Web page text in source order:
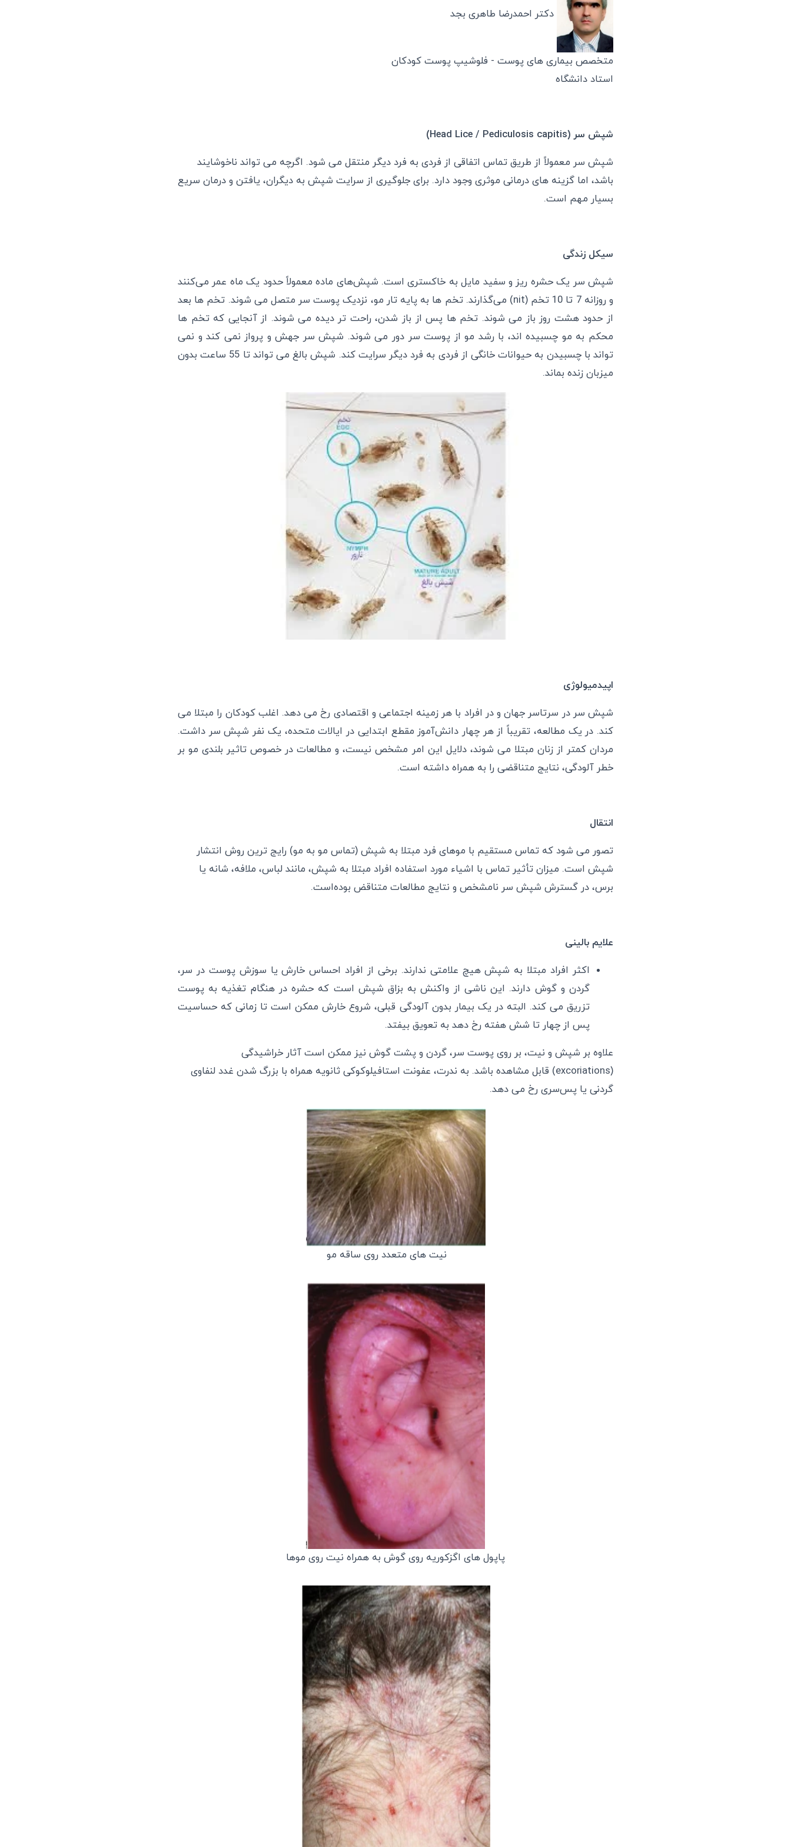
دکتر احمدرضا طاهری بجد
متخصص بیماری های پوست - فلوشیپ پوست کودکان
استاد دانشگاه
شپش سر ( Head Lice / Pediculosis capitis
)
شپش سر معمولاً از طریق تماس اتفاقی از فردی به فرد دیگر منتقل می شود. اگرچه می تواند ناخوشایند
باشد، اما گزینه های درمانی موثری وجود دارد. برای جلوگیری از سرایت شپش به دیگران، یافتن و درمان سریع
بسیار مهم است.
سیکل زندگی
شپش سر یک حشره ریز و سفید مایل به خاکستری است. شپش‌های ماده معمولاً حدود یک ماه عمر می‌کنند
و روزانه 7 تا 10 تخم (nit) می‌گذارند. تخم ها به پایه تار مو، نزدیک پوست سر متصل می شوند. تخم ها بعد
از حدود هشت روز باز می شوند. تخم ها پس از باز شدن، راحت تر دیده می شوند. از آنجایی که تخم ها
محکم به مو چسبیده اند، با رشد مو از پوست سر دور می شوند. شپش سر جهش و پرواز نمی کند و نمی
تواند با چسبیدن به حیوانات خانگی از فردی به فرد دیگر سرایت کند. شپش بالغ می تواند تا 55 ساعت بدون
میزبان زنده بماند.
اپیدمیولوژی
شپش سر در سرتاسر جهان و در افراد با هر زمینه اجتماعی و اقتصادی رخ می دهد. اغلب کودکان را مبتلا می
کند. در یک مطالعه، تقریباً از هر چهار دانش‌آموز مقطع ابتدایی در ایالات متحده، یک نفر شپش سر داشت.
مردان کمتر از زنان مبتلا می شوند، دلایل این امر مشخص نیست، و مطالعات در خصوص تاثیر بلندی مو بر
خطر آلودگی، نتایج متناقضی را به همراه داشته است.
انتقال
تصور می شود که تماس مستقیم با موهای فرد مبتلا به شپش (تماس مو به مو) رایج ترین روش انتشار
شپش است. میزان تأثیر تماس با اشیاء مورد استفاده افراد مبتلا به شپش، مانند لباس، ملافه، شانه یا
برس، در گسترش شپش سر نامشخص و نتایج مطالعات متناقض بوده‌است.
علایم بالینی
اکثر افراد مبتلا به شپش هیچ علامتی ندارند. برخی از افراد احساس خارش یا سوزش پوست در سر،
گردن و گوش دارند. این ناشی از واکنش به بزاق شپش است که حشره در هنگام تغذیه به پوست
تزریق می کند. البته در یک بیمار بدون آلودگی قبلی، شروع خارش ممکن است تا زمانی که حساسیت
پس از چهار تا شش هفته رخ دهد به تعویق بیفتد.
علاوه بر شپش و نیت، بر روی پوست سر، گردن و پشت گوش نیز ممکن است آثار خراشیدگی
(excoriations) قابل مشاهده باشد. به ندرت، عفونت استافیلوکوکی ثانویه همراه با بزرگ شدن غدد لنفاوی
گردنی یا پس‌سری رخ می دهد.
نیت های متعدد روی ساقه مو
پاپول های اگزکوریه روی گوش به همراه نیت روی موها